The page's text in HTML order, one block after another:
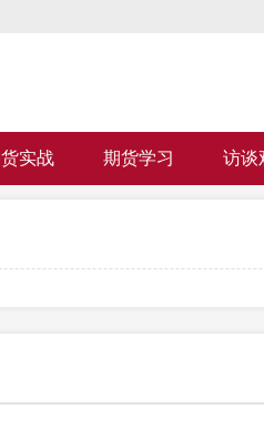
实战 期货学习 访谈